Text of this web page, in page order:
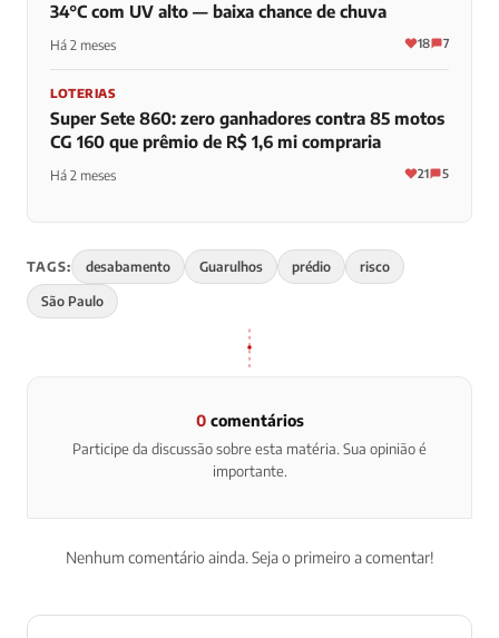
34°C com UV alto — baixa chance de chuva
Há 2 meses 18 7
LOTERIAS
Super Sete 860: zero ganhadores contra 85 motos
CG 160 que prêmio de R$ 1,6 mi compraria
Há 2 meses 21 5
TAGS: desabamento Guarulhos prédio risco
São Paulo
0comentários
Participe da discussão sobre esta matéria. Sua opinião é
importante.
Nenhum comentário ainda. Seja o primeiro a comentar!